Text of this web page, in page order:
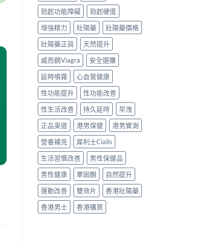
勃起功能障礙
勃起硬度
增強精力
壯陽藥
壯陽藥價格
壯陽藥正貨
天然提升
威而鋼Viagra
安全選購
延時噴霧
心血管健康
性功能提升
性功能改善
性生活改善
持久延時
早洩
正品渠道
港男保健
港男實測
營養補充
犀利士Cialis
生活習慣改善
男性保健品
男性健康
睪固酮
自然提升
運動改善
雙效片
香港壯陽藥
香港男士
香港購買